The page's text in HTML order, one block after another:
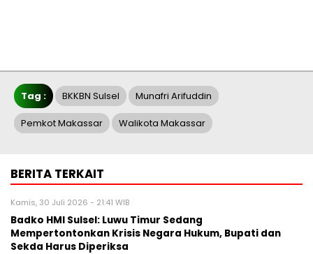
Tag : BKKBN Sulsel Munafri Arifuddin
Pemkot Makassar Walikota Makassar
BERITA TERKAIT
Kamis, 30 Juli 2026 - 21:41 WIB
Badko HMI Sulsel: Luwu Timur Sedang
Mempertontonkan Krisis Negara Hukum, Bupati dan
Sekda Harus Diperiksa